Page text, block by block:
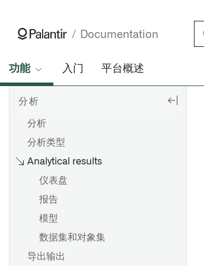
Documentation
功能 入门 平台概述
分析
分析
分析类型
Analytical results
仪表盘
报告
模型
数据集和对象集
导出输出